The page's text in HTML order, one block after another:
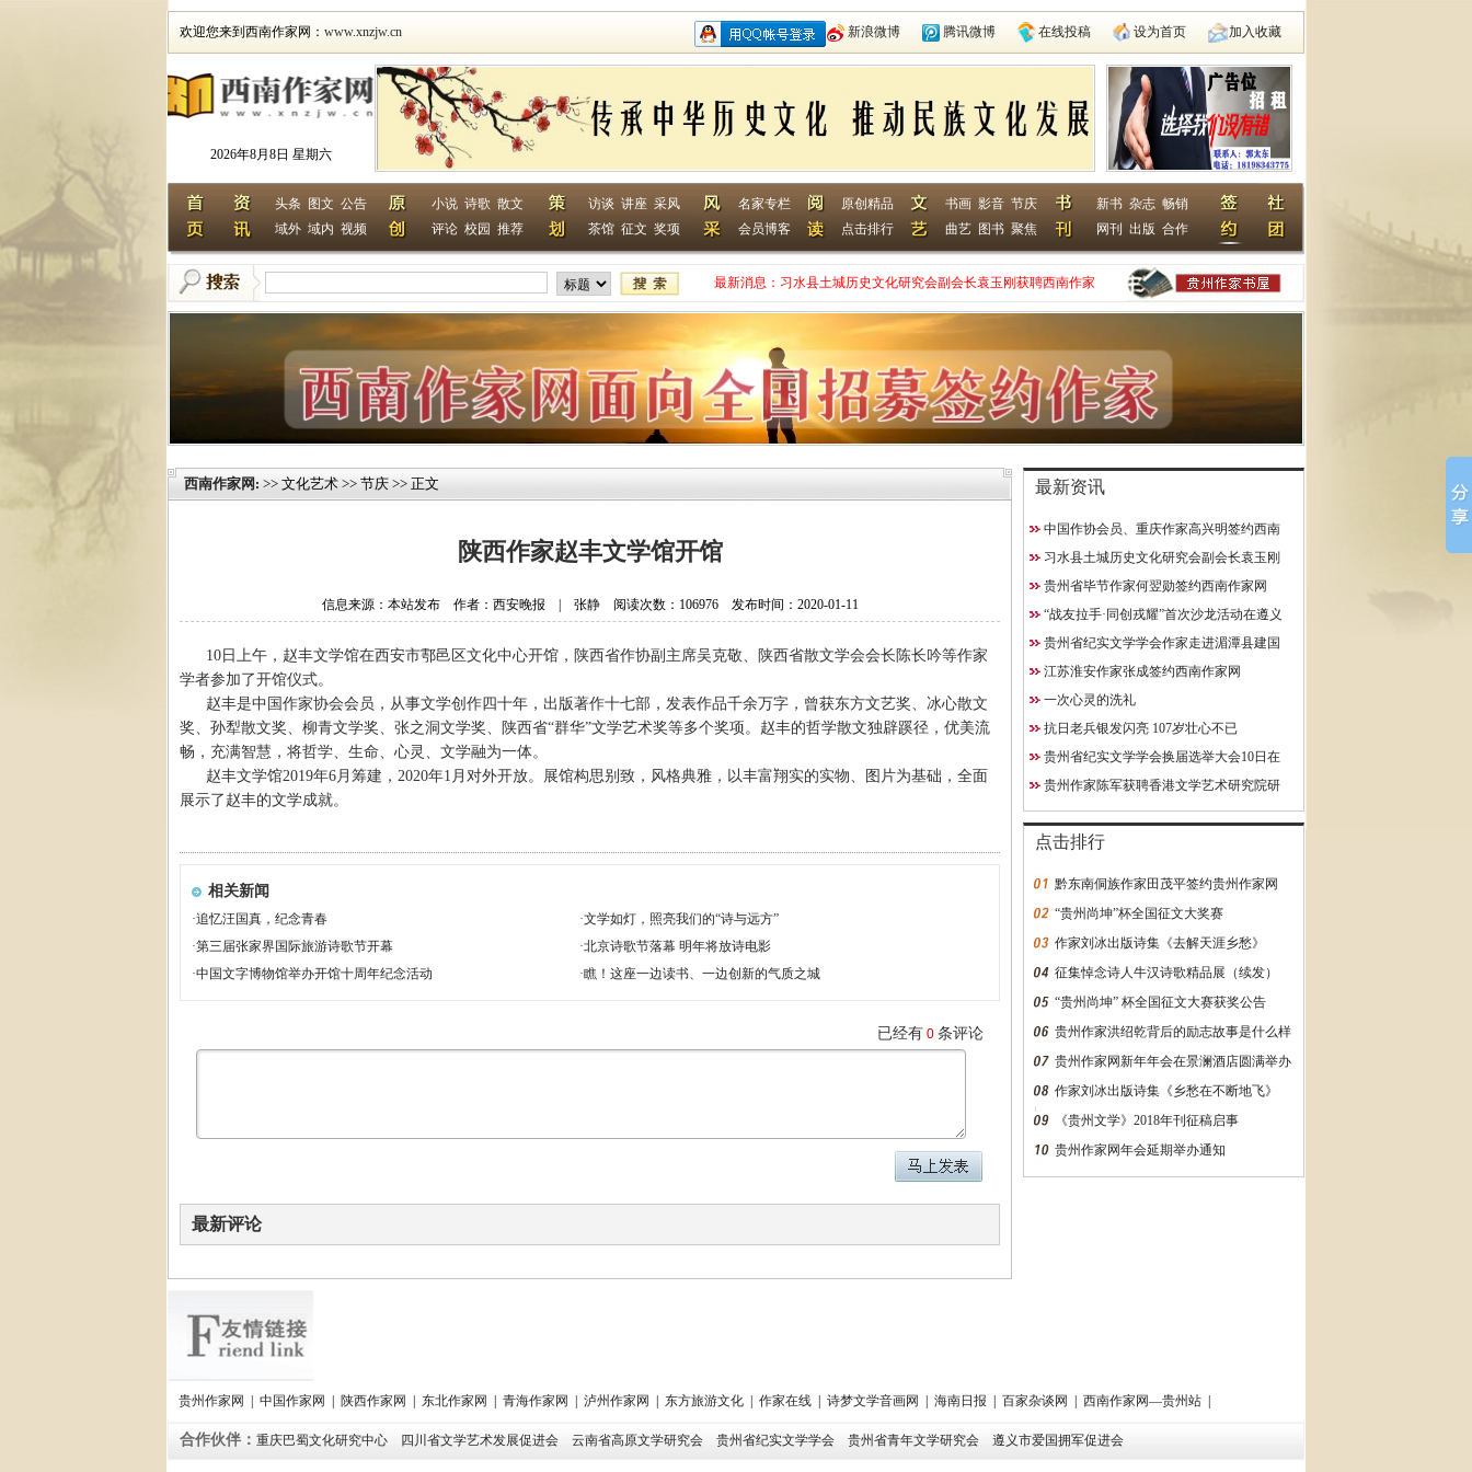
欢迎您来到西南作家网： www.xnzjw.cn 新浪微博 腾讯微博 在线投稿 设为首页 加入收藏
2026年8月8日 星期六
头条 图文 公告
域外 域内 视频
小说 诗歌 散文
评论 校园 推荐
访谈 讲座 采风
茶馆 征文 奖项
名家专栏
会员博客
原创精品
点击排行
书画 影音 节庆
曲艺 图书 聚焦
新书 杂志 畅销
网刊
出版 合作
最新消息： 习水县土城历史文化研究会副会长袁玉刚获聘西南作家
贵州省毕节作家何翌勋签约西南作家网
“战友拉手·同创戎耀”首次沙龙活动在遵义启动
贵州省纪实文学学会作家走进湄潭县建国学校
江苏淮安作家张成签约西南作家网
抗日老兵银发闪亮 107岁壮心不已
贵州省纪实文学学会换届选举大会10日在贵阳成功举行
中国作协会员、重庆作家高兴明签约西南作家网
西南作家网 : >> 文化艺术 >> 节庆 >> 正文
陕西作家赵丰文学馆开馆
信息来源：本站发布 作者：西安晚报 | 张静 阅读次数：106976 发布时间：2020-01-11
10日上午，赵丰文学馆在西安市鄠邑区文化中心开馆，陕西省作协副主席吴克敬、陕西省散文学会会长陈长吟等作家
学者参加了开馆仪式。
赵丰是中国作家协会会员，从事文学创作四十年，出版著作十七部，发表作品千余万字，曾获东方文艺奖、冰心散文
奖、孙犁散文奖、柳青文学奖、张之洞文学奖、陕西省“群华”文学艺术奖等多个奖项。赵丰的哲学散文独辟蹊径，优美流
畅，充满智慧，将哲学、生命、心灵、文学融为一体。
赵丰文学馆2019年6月筹建，2020年1月对外开放。展馆构思别致，风格典雅，以丰富翔实的实物、图片为基础，全面
展示了赵丰的文学成就。
相关新闻
·追忆汪国真，纪念青春 ·文学如灯，照亮我们的“诗与远方”
·第三届张家界国际旅游诗歌节开幕 ·北京诗歌节落幕 明年将放诗电影
·中国文字博物馆举办开馆十周年纪念活动 ·瞧！这座一边读书、一边创新的气质之城
已经有 0 条评论
最新评论
最新资讯
中国作协会员、重庆作家高兴明签约西南
作家网
习水县土城历史文化研究会副会长袁玉刚
获聘西南作家网终身特聘专
贵州省毕节作家何翌勋签约西南作家网
“战友拉手·同创戎耀”首次沙龙活动在遵义
启动贵州省纪实文学学会作家走进湄潭县建国
学校江苏淮安作家张成签约西南作家网
一次心灵的洗礼
抗日老兵银发闪亮 107岁壮心不已
贵州省纪实文学学会换届选举大会10日在
贵阳成功举行
贵州作家陈军获聘香港文学艺术研究院研
究员
点击排行
黔东南侗族作家田茂平签约贵州作家网
“贵州尚坤”杯全国征文大奖赛
作家刘冰出版诗集《去解天涯乡愁》
征集悼念诗人牛汉诗歌精品展（续发）
“贵州尚坤” 杯全国征文大赛获奖公告
贵州作家洪绍乾背后的励志故事是什么样
的？万字长文告诉你
贵州作家网新年年会在景澜酒店圆满举办
作家刘冰出版诗集《乡愁在不断地飞》
《贵州文学》2018年刊征稿启事
贵州作家网年会延期举办通知
贵州作家网 | 中国作家网 | 陕西作家网 | 东北作家网 | 青海作家网 | 泸州作家网 | 东方旅游文化 | 作家在线 | 诗梦文学音画网 | 海南日报 | 百家杂谈网 | 西南作家网—贵州站 |
合作伙伴： 重庆巴蜀文化研究中心 四川省文学艺术发展促进会 云南省高原文学研究会 贵州省纪实文学学会 贵州省青年文学研究会 遵义市爱国拥军促进会